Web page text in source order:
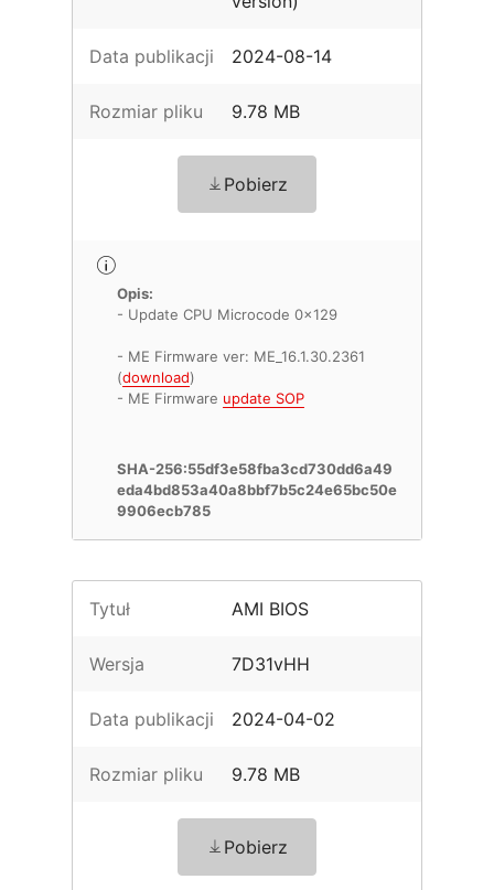
Data publikacji 2024-08-14
Rozmiar pliku 9.78 MB
Pobierz
Opis:
- Update CPU Microcode 0x129
- ME Firmware ver: ME_16.1.30.2361
(download)
- ME Firmware update SOP
SHA-256:55df3e58fba3cd730dd6a49
eda4bd853a40a8bbf7b5c24e65bc50e
9906ecb785
Tytuł AMI BIOS
Wersja 7D31vHH
Data publikacji 2024-04-02
Rozmiar pliku 9.78 MB
Pobierz